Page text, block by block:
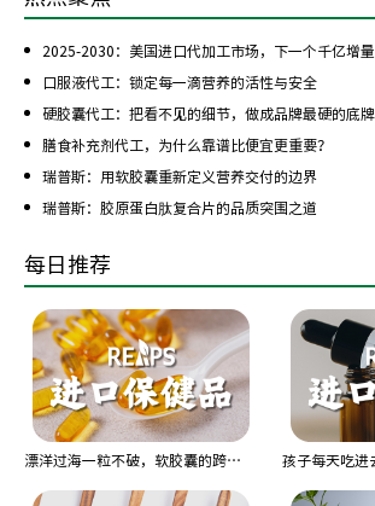
2025-2030：美国进口代加工市场，下一个千亿增量在哪？
口服液代工：锁定每一滴营养的活性与安全
硬胶囊代工：把看不见的细节，做成品牌最硬的底牌
膳食补充剂代工，为什么靠谱比便宜更重要？
瑞普斯：用软胶囊重新定义营养交付的边界
瑞普斯：胶原蛋白肽复合片的品质突围之道
每日推荐
漂洋过海一粒不破，软胶囊的跨国大考